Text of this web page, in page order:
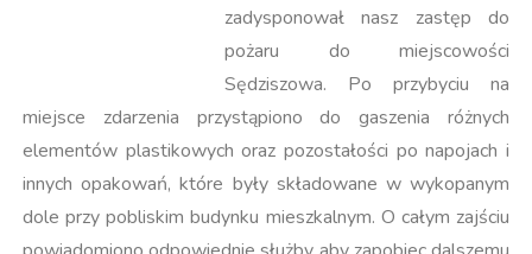
zadysponował nasz zastęp do
pożaru do miejscowości
Sędziszowa. Po przybyciu na
miejsce zdarzenia przystąpiono do gaszenia różnych
elementów plastikowych oraz pozostałości po napojach i
innych opakowań, które były składowane w wykopanym
dole przy pobliskim budynku mieszkalnym. O całym zajściu